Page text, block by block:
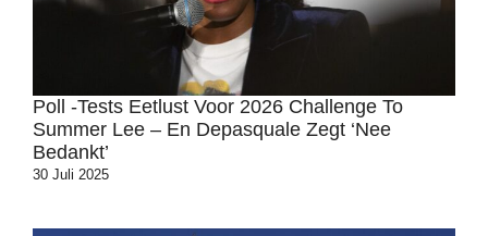
Poll -tests Eetlust Voor 2026 Challenge To
Summer Lee – En Depasquale Zegt ‘nee
Bedankt’
30 Juli 2025